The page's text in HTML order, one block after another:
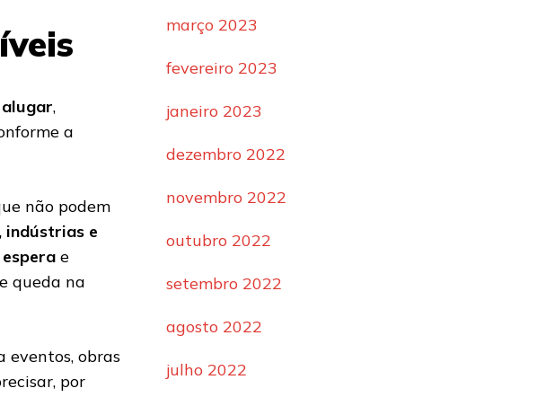
,
a
não podem
indústrias e
e
queda na
eventos, obras
por
março 2023
fevereiro 2023
janeiro 2023
dezembro 2022
novembro 2022
outubro 2022
setembro 2022
agosto 2022
julho 2022